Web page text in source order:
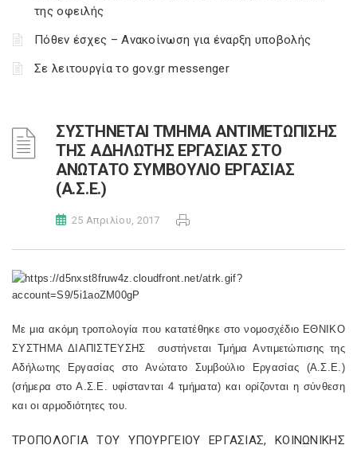
της οφειλής
Πόθεν έσχες – Ανακοίνωση για έναρξη υποβολής
Σε λειτουργία το gov.gr messenger
ΣΥΣΤΗΝΕΤΑΙ ΤΜΗΜΑ ΑΝΤΙΜΕΤΩΠΙΣΗΣ
ΤΗΣ ΑΔΗΛΩΤΗΣ ΕΡΓΑΣΙΑΣ ΣΤΟ
ΑΝΩΤΑΤΟ ΣΥΜΒΟΥΛΙΟ ΕΡΓΑΣΙΑΣ
(Α.Σ.Ε.)
25 Απριλίου, 2017
Με μια ακόμη τροπολογία που κατατέθηκε στο νομοσχέδιο ΕΘΝΙΚΟ
ΣΥΣΤΗΜΑ ΔΙΑΠΙΣΤΕΥΣΗΣ συστήνεται Τμήμα Αντιμετώπισης της
Αδήλωτης Εργασίας στο Ανώτατο Συμβούλιο Εργασίας (Α.Σ.Ε.)
(σήμερα στο Α.Σ.Ε. υφίστανται 4 τμήματα) και ορίζονται η σύνθεση
και οι αρμοδιότητες του.
ΤΡΟΠΟΛΟΓΙΑ ΤΟΥ ΥΠΟΥΡΓΕΙΟΥ ΕΡΓΑΣΙΑΣ, ΚΟΙΝΩΝΙΚΗΣ